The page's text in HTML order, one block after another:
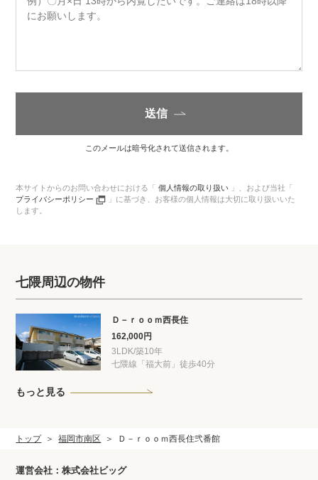
送信
このメールは暗号化されて送信されます。
本サイトからのお問い合わせにおける「個人情報の取り扱い 」、 および当社「
プライバシーポリシー
」に基づき、 お客様の個人情報は大切に取り扱いいた
します。
七隈周辺の物件
Ｄ－ｒｏｏｍ西長住
162,000円
3LDK/築10年
七隈線「福大前」徒歩40分
もっと見る
トップ 福岡市南区 Ｄ－ｒｏｏｍ西長住弐番館
運営会社：株式会社ビッグ